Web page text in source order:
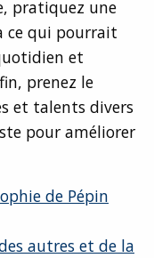
pratiquez une
ce qui pourrait
et
prenez le
et talents divers
pour améliorer
de Pépin
autres et de la